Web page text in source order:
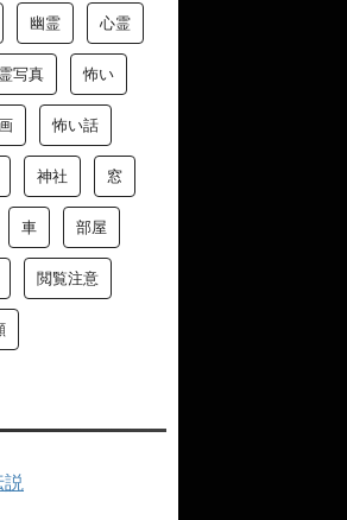
幽霊 心霊
写真 怖い
怖い話
神社 窓
車 部屋
閲覧注意